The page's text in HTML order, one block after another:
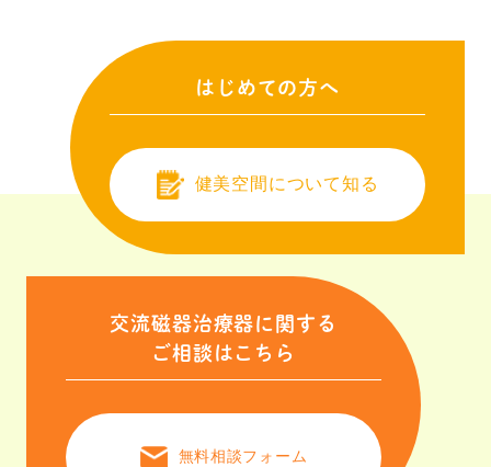
はじめての方へ
健美空間について知る
交流磁器治療器に関する
ご相談はこちら
無料相談フォーム